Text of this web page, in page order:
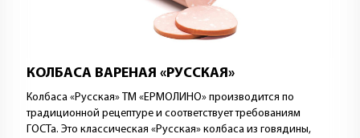
КОЛБАСА ВАРЕНАЯ «РУССКАЯ»
Колбаса «Русская» ТМ «ЕРМОЛИНО» производится по
традиционной рецептуре и соответствует требованиям
ГОСТа. Это классическая «Русская» колбаса из говядины,